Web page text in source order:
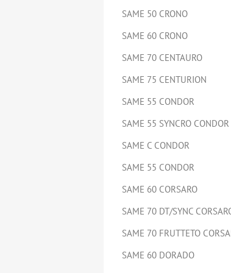
SAME 50 CRONO
SAME 60 CRONO
SAME 70 CENTAURO
SAME 75 CENTURION
SAME 55 CONDOR
SAME 55 SYNCRO CONDOR
SAME C CONDOR
SAME 55 CONDOR
SAME 60 CORSARO
SAME 70 DT/SYNC
SAME 70 FRUTTETO
SAME 60 DORADO